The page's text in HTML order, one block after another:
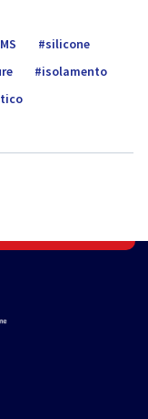
silicone
isolamento